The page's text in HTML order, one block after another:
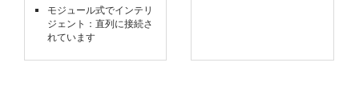
モジュール式でインテリ
ジェント：直列に接続さ
れています